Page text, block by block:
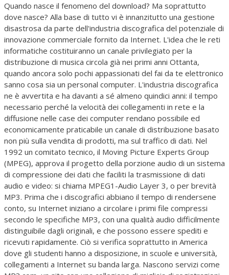
Quando nasce il fenomeno del download? Ma soprattutto
dove nasce? Alla base di tutto vi è innanzitutto una gestione
disastrosa da parte dell'industria discografica del potenziale di
innovazione commerciale fornito da Internet. L'idea che le reti
informatiche costituiranno un canale privilegiato per la
distribuzione di musica circola già nei primi anni Ottanta,
quando ancora solo pochi appassionati del fai da te elettronico
sanno cosa sia un personal computer. L'industria discografica
ne è avvertita e ha davanti a sé almeno quindici anni: il tempo
necessario perché la velocità dei collegamenti in rete e la
diffusione nelle case dei computer rendano possibile ed
economicamente praticabile un canale di distribuzione basato
non più sulla vendita di prodotti, ma sul traffico di dati. Nel
1992 un comitato tecnico, il Moving Picture Experts Group
(MPEG), approva il progetto della porzione audio di un sistema
di compressione dei dati che faciliti la trasmissione di dati
audio e video: si chiama MPEG1-Audio Layer 3, o per brevità
MP3. Prima che i discografici abbiano il tempo di rendersene
conto, su Internet iniziano a circolare i primi file compressi
secondo le specifiche MP3, con una qualità audio difficilmente
distinguibile dagli originali, e che possono essere spediti e
ricevuti rapidamente. Ciò si verifica soprattutto in America
dove gli studenti hanno a disposizione, in scuole e università,
collegamenti a Internet su banda larga. Nascono servizi come